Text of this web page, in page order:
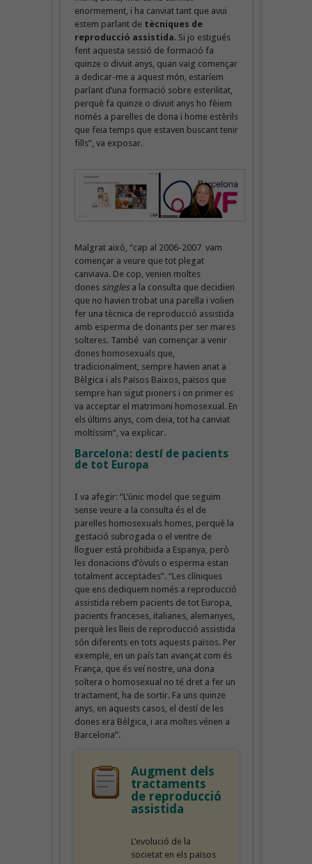
enormement, i ha canviat tant que avui
estem parlant de tècniques de
reproducció assistida. Si jo estigués
fent aquesta sessió de formació fa
quinze o divuit anys, quan vaig començar
a dedicar-me a aquest món, estaríem
parlant d’una formació sobre esterilitat,
perquè fa quinze o divuit anys ho fèiem
només a parelles de dona i home estèrils
que feia temps que estaven buscant tenir
fills”, va exposar.
Malgrat això, “cap al 2006-2007 vam
començar a veure que tot plegat
canviava. De cop, venien moltes
dones singlesa la consulta que decidien
que no havien trobat una parella i volien
fer una tècnica de reproducció assistida
amb esperma de donants per ser mares
solteres. També van començar a venir
dones homosexuals que,
tradicionalment, sempre havien anat a
Bèlgica i als Països Baixos, països que
sempre han sigut pioners i on primer es
va acceptar el matrimoni homosexual. En
els últims anys, com deia, tot ha canviat
moltíssim”, va explicar.
Barcelona: destí de pacients
de tot Europa
I va afegir: “L’únic model que seguim
sense veure a la consulta és el de
parelles homosexuals homes, perquè la
gestació subrogada o el ventre de
lloguer està prohibida a Espanya, però
les donacions d’òvuls o esperma estan
totalment acceptades”. “Les clíniques
que ens dediquem només a reproducció
assistida rebem pacients de tot Europa,
pacients franceses, italianes, alemanyes,
perquè les lleis de reproducció assistida
són diferents en tots aquests països. Per
exemple, en un país tan avançat com és
França, que és veí nostre, una dona
soltera o homosexual no té dret a fer un
tractament, ha de sortir. Fa uns quinze
anys, en aquests casos, el destí de les
dones era Bèlgica, i ara moltes vénen a
Barcelona”.
Augment dels
tractaments
de reproducció
assistida
L’evolució de la
societat en els països